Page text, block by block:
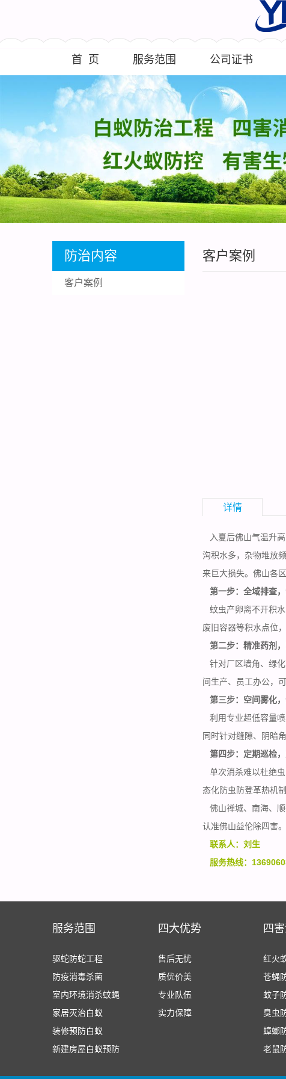
首 页 服务范围 公司证书
防治内容
客户案例
客户案例
详情
入夏后佛山气温升
沟积水多，杂物堆放
来巨大损失。佛山各
第一步：全域排查
蚊虫产卵离不开积水
废旧容器等积水点位
第二步：精准药剂
针对厂区墙角、绿
间生产、员工办公，
第三步：空间雾化
利用专业超低容量
同时针对缝隙、阴暗
第四步：定期巡检
单次消杀难以杜绝
态化防虫防登革热机制
佛山禅城、南海、
认准佛山益伦除四害。
联系人：刘生
服务热线：
服务范围
驱蛇防蛇工程
防疫消毒杀菌
室内环境消杀蚊蝇
家居灭治白蚁
装修预防白蚁
新建房屋白蚁预防
四大优势
售后无忧
质优价美
专业队伍
实力保障
四
红火
苍蝇
蚊子
臭虫
蟑螂
老鼠